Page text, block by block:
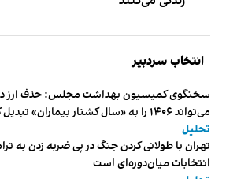
انتخاب سردبیر
سخنگوی کمیسیون بهداشت مجلس: حذف ارز
می‌تواند ۱۴۰۶ را به «سال کشتار بیماران» تبدیل کند
تحلیل
تهران با طولانی کردن جنگ در پی ضربه زدن به
انتخابات میان‌دوره‌ای است